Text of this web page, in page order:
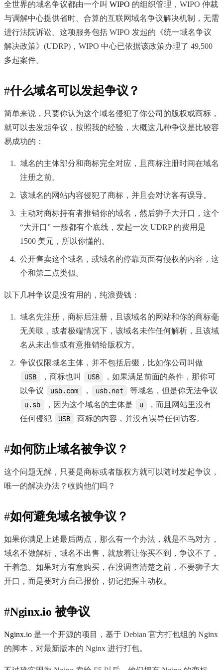
全世界的域名争议都由一个叫 WIPO 的组织管理，WIPO 仲裁
与调解中心提供省时、合算的互联网域名争议解决机制，无需
进行法院诉讼。这项服务包括 WIPO 发起的《统一域名争议
解决政策》(UDRP)，WIPO 中心已依据该政策办理了 49,500
多起案件。
#什么域名可以发起争议？
简单来说，只要你认为这个域名侵犯了你公司的版权或商标，
就可以去发起争议，按照我的经验，大概这几种争议是比较容
易成功的：
域名的主体部分和商标完全对应，且商标注册时间在域名
注册之前。
该域名的网站内容侵犯了商标，并且会对访客有误导。
主动对商标持有者推销你的域名，然后狮子大开口，这个
“大开口” 一般都有个底线，发起一次 UDRP 的费用是
1500 美元，所以你懂的。
公开售卖这个域名，或域名的停靠页面有侵权的内容，这
个和第二点类似。
以下几种争议是没有用的，纯浪费钱：
域名先注册，商标后注册，且该域名的网站和你的商标毫
无关联，或者极端情况下，该域名未作任何解析，且该域
名从未出售或有意推销给版权方。
争议仅限域名主体，并不包括后缀，比如你公司叫做
USB ，商标也叫 USB
，如果满足前面的条件，那你可
以争议
usb.com ， usb.net 等域名，但是你无法争议
u.sb ，因为这个域名的主体是 u
，而且网站里没有
任何侵犯
USB 商标的内容，并没有误导任何访客。
#如何防止域名被争议？
这个问题无解，只要是商标或者版权方就可以随时发起争议，
唯一的解决办法？收购他们吗？
#如何避免域名被争议？
如果你满足上述最后两点，那么有一个办法，就是不鸟对方，
域名不做解析，域名不出售，就放着让你买不到，争议不了，
干着急。如果对方有意购买，在没调查清楚之前，不要狮子大
开口，而是要对方自己报价，切记把握主动权。
#Nginx.io 被争议
Nginx.io 是一个开源的项目，基于 Debian 官方打包组的 Nginx
的脚本，对最新版本的 Nginx 进行打包。